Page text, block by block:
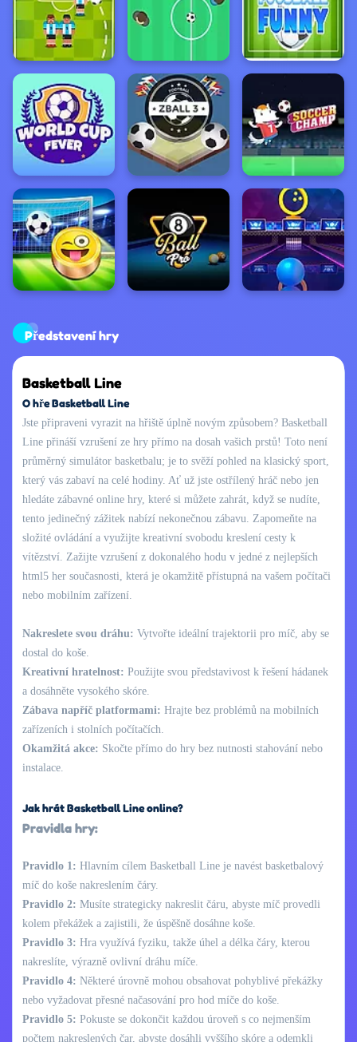
Představení hry
Basketball Line
O hře Basketball Line
Jste připraveni vyrazit na hřiště úplně novým způsobem? Basketball
Line přináší vzrušení ze hry přímo na dosah vašich prstů! Toto není
průměrný simulátor basketbalu; je to svěží pohled na klasický sport,
který vás zabaví na celé hodiny. Ať už jste ostřílený hráč nebo jen
hledáte zábavné online hry, které si můžete zahrát, když se nudíte,
tento jedinečný zážitek nabízí nekonečnou zábavu. Zapomeňte na
složité ovládání a využijte kreativní svobodu kreslení cesty k
vítězství. Zažijte vzrušení z dokonalého hodu v jedné z nejlepších
html5 her současnosti, která je okamžitě přístupná na vašem počítači
nebo mobilním zařízení.
Nakreslete svou dráhu: Vytvořte ideální trajektorii pro míč, aby se
dostal do koše.
Kreativní hratelnost: Použijte svou představivost k řešení hádanek
a dosáhněte vysokého skóre.
Zábava napříč platformami: Hrajte bez problémů na mobilních
zařízeních i stolních počítačích.
Okamžitá akce: Skočte přímo do hry bez nutnosti stahování nebo
instalace.
Jak hrát Basketball Line online?
Pravidla hry:
Pravidlo 1: Hlavním cílem Basketball Line je navést basketbalový
míč do koše nakreslením čáry.
Pravidlo 2: Musíte strategicky nakreslit čáru, abyste míč provedli
kolem překážek a zajistili, že úspěšně dosáhne koše.
Pravidlo 3: Hra využívá fyziku, takže úhel a délka čáry, kterou
nakreslíte, výrazně ovlivní dráhu míče.
Pravidlo 4: Některé úrovně mohou obsahovat pohyblivé překážky
nebo vyžadovat přesné načasování pro hod míče do koše.
Pravidlo 5: Pokuste se dokončit každou úroveň s co nejmenším
počtem nakreslených čar, abyste dosáhli vyššího skóre a odemkli